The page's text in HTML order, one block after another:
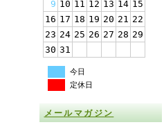
9 10 11 12 13 14 15
16 17 18 19 20 21 22
23 24 25 26 27 28 29
30 31
今日
定休日
メールマガジン